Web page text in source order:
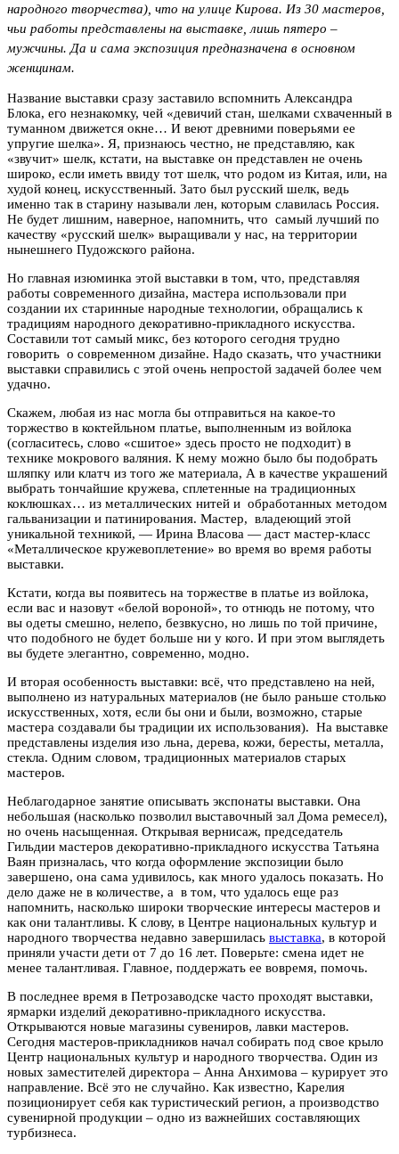
народного творчества), что на улице Кирова. Из 30 мастеров,
чьи работы представлены на выставке, лишь пятеро –
мужчины. Да и сама экспозиция предназначена в основном
женщинам.
Название выставки сразу заставило вспомнить Александра
Блока, его незнакомку, чей «девичий стан, шелками схваченный в
туманном движется окне… И веют древними поверьями ее
упругие шелка». Я, признаюсь честно, не представляю, как
«звучит» шелк, кстати, на выставке он представлен не очень
широко, если иметь ввиду тот шелк, что родом из Китая, или, на
худой конец, искусственный. Зато был русский шелк, ведь
именно так в старину называли лен, которым славилась Россия.
Не будет лишним, наверное, напомнить, что самый лучший по
качеству «русский шелк» выращивали у нас, на территории
нынешнего Пудожского района.
Но главная изюминка этой выставки в том, что, представляя
работы современного дизайна, мастера использовали при
создании их старинные народные технологии, обращались к
традициям народного декоративно-прикладного искусства.
Составили тот самый микс, без которого сегодня трудно
говорить о современном дизайне. Надо сказать, что участники
выставки справились с этой очень непростой задачей более чем
удачно.
Скажем, любая из нас могла бы отправиться на какое-то
торжество в коктейльном платье, выполненным из войлока
(согласитесь, слово «сшитое» здесь просто не подходит) в
технике мокрового валяния. К нему можно было бы подобрать
шляпку или клатч из того же материала, А в качестве украшений
выбрать тончайшие кружева, сплетенные на традиционных
коклюшках… из металлических нитей и обработанных методом
гальванизации и патинирования. Мастер, владеющий этой
уникальной техникой, — Ирина Власова — даст мастер-класс
«Металлическое кружевоплетение» во время во время работы
выставки.
Кстати, когда вы появитесь на торжестве в платье из войлока,
если вас и назовут «белой вороной», то отнюдь не потому, что
вы одеты смешно, нелепо, безвкусно, но лишь по той причине,
что подобного не будет больше ни у кого. И при этом выглядеть
вы будете элегантно, современно, модно.
И вторая особенность выставки: всё, что представлено на ней,
выполнено из натуральных материалов (не было раньше столько
искусственных, хотя, если бы они и были, возможно, старые
мастера создавали бы традиции их использования). На выставке
представлены изделия изо льна, дерева, кожи, бересты, металла,
стекла. Одним словом, традиционных материалов старых
мастеров.
Неблагодарное занятие описывать экспонаты выставки. Она
небольшая (насколько позволил выставочный зал Дома ремесел),
но очень насыщенная. Открывая вернисаж, председатель
Гильдии мастеров декоративно-прикладного искусства Татьяна
Ваян призналась, что когда оформление экспозиции было
завершено, она сама удивилось, как много удалось показать. Но
дело даже не в количестве, а в том, что удалось еще раз
напомнить, насколько широки творческие интересы мастеров и
как они талантливы. К слову, в Центре национальных культур и
народного творчества недавно завершилась выставка, в которой
приняли участи дети от 7 до 16 лет. Поверьте: смена идет не
менее талантливая. Главное, поддержать ее вовремя, помочь.
В последнее время в Петрозаводске часто проходят выставки,
ярмарки изделий декоративно-прикладного искусства.
Открываются новые магазины сувениров, лавки мастеров.
Сегодня мастеров-прикладников начал собирать под свое крыло
Центр национальных культур и народного творчества. Один из
новых заместителей директора – Анна Анхимова – курирует это
направление. Всё это не случайно. Как известно, Карелия
позиционирует себя как туристический регион, а производство
сувенирной продукции – одно из важнейших составляющих
турбизнеса.